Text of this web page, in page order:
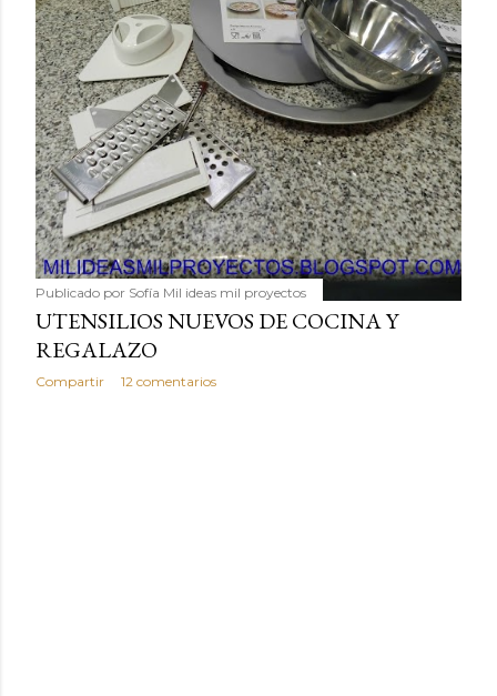
Publicado por Sofía Mil ideas mil proyectos
UTENSILIOS NUEVOS DE COCINA Y
REGALAZO
Compartir 12 comentarios